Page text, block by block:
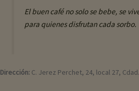
El buen café no solo se bebe, se
para quienes disfrutan cada sorbo.
Dirección: C. Jerez Perchet, 24, local 27,